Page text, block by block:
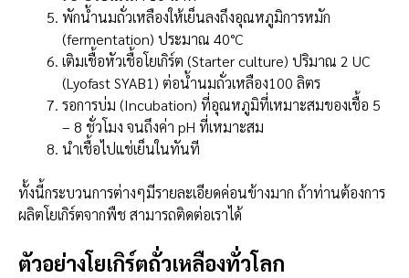
พักน้ำนมถั่วเหลืองให้เย็นลงถึงอุณหภูมิการหมัก
(fermentation) ประมาณ 40°C
เติมเชื้อหัวเชื้อโยเกิร์ต (Starter culture) ปริมาณ 2 UC
(Lyofast SYAB1) ต่อน้ำนมถั่วเหลือง100 ลิตร
รอการบ่ม (Incubation) ที่อุณหภูมิที่เหมาะสมของเชื้อ 5
– 8 ชั่วโมง จนถึงค่า pH ที่เหมาะสม
นำเชื้อไปแช่เย็นในทันที
ทั้งนี้กระบวนการต่างๆมีรายละเอียดค่อนข้างมาก ถ้าท่านต้องการ
ผลิตโยเกิร์ตจากพืช สามารถติดต่อเราได้
ตัวอย่างโยเกิร์ตถั่วเหลืองทั่วโลก